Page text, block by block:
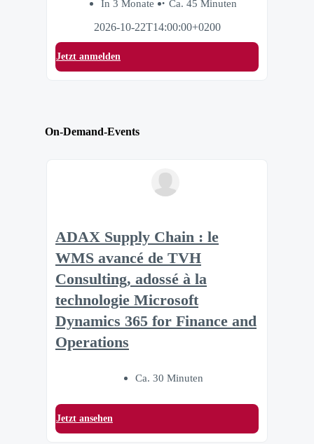
In 3 Monate
Ca. 45 Minuten
2026-10-22T14:00:00+0200
Jetzt anmelden
On-Demand-Events
ADAX Supply Chain : le
WMS avancé de TVH
Consulting, adossé à la
technologie Microsoft
Dynamics 365 for Finance and
Operations
Ca. 30 Minuten
Jetzt ansehen